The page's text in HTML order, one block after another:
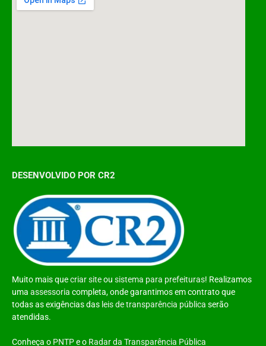
DESENVOLVIDO POR CR2
Muito mais quecriar siteou sistema para prefeituras! Realizamos
uma assessoria completa, onde garantimos em contrato que
todas as exigências das leis de transparência pública serão
atendidas.
Conheça o PNTPe o Radar da Transparência Pública